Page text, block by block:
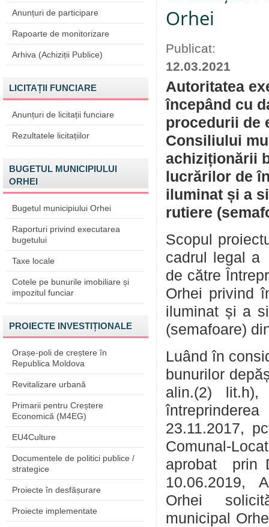
Anunțuri de participare
Rapoarte de monitorizare
Arhiva (Achiziții Publice)
LICITAȚII FUNCIARE
Anunțuri de licitații funciare
Rezultatele licitațiilor
BUGETUL MUNICIPIULUI
ORHEI
Bugetul municipiului Orhei
Raporturi privind executarea
bugetului
Taxe locale
Cotele pe bunurile imobiliare și
impozitul funciar
PROIECTE INVESTIȚIONALE
Orașe-poli de creștere în
Republica Moldova
Revitalizare urbană
Primarii pentru Creștere
Economică (M4EG)
EU4Culture
Documentele de politici publice /
strategice
Proiecte în desfășurare
Proiecte implementate
Orhei
Publicat:
12.03.2021
Autoritatea
începând cu
procedurii de
Consiliului
achiziționării
lucrărilor de
iluminat și a
rutiere
Scopul
cadrul legal a
de către
Orhei privind
iluminat și a
(semafoare)
Luând în
bunurilor
alin.(2)
23.11.2017,
Comunal-
aprobat prin
10.06.2019,
Orhei
municipal